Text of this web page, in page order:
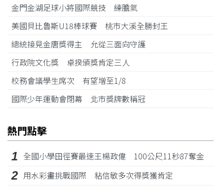
金門金湖足球小將國際競技 練膽氣
美國貝比魯斯U18棒球賽 桃市大溪全勝封王
總統接見金唐獎得主 允從三面向守護
行政院文化獎 卓揆頒獎肯定三人
校務會議學生席次 有望增至1/8
國際少年運動會閉幕 北市獎牌數稱冠
熱門點擊
1 全國小學田徑賽最速王楊政偉 100公尺11秒87奪金
2 用水彩畫挑戰國際 粘信敏多次得獎獲肯定